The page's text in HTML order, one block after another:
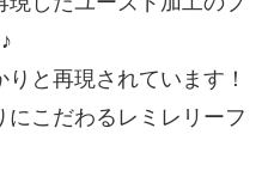
と再現されています！
にこだわるレミレリーフ